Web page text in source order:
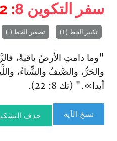
سفر التكوين 8
: 22
تكبير الخط (+) تصغير الخط (-)
"وما دامتِ الأرضُ باقيةً،
والحَرُّ، والصَّيفُ والشِّتاءُ،
أبدا»." (تك 8: 22).
نسخ الآية حذف